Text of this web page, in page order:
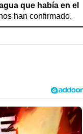
que había en el
han confirmado.